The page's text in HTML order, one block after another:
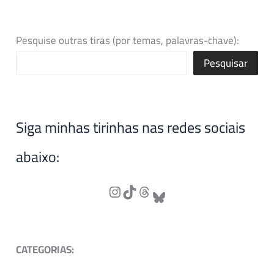
Pesquise outras tiras (por temas, palavras-chave):
Pesquisar
Siga minhas tirinhas nas redes sociais
abaixo:
CATEGORIAS: